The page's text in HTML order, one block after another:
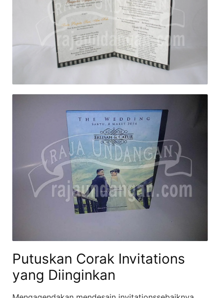
Putuskan Corak Invitations
yang Diinginkan